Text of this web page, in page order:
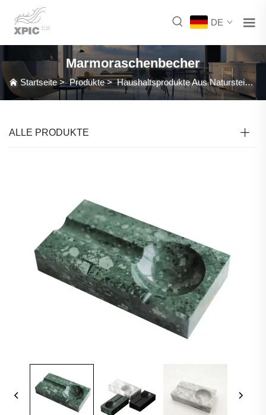
DE
Marmoraschenbecher
Startseite>Produkte>Haushaltsprodukte Aus Naturstein >
ALLE PRODUKTE